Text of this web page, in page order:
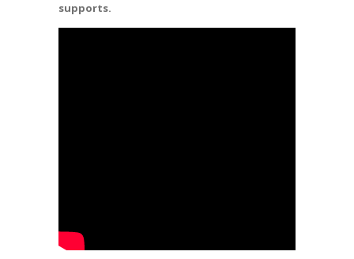
supports.